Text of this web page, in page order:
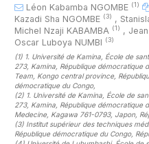
Léon Kabamba NGOMBE (1)
Kazadi Sha NGOMBE (3) ,
Michel Nzaji KABAMBA (1) ,
Oscar Luboya NUMBI (3)
(1) 1. Université de Kamina, École de
273, Kamina, République démocratique
Team, Kongo central province,
démocratique du Congo,
(2) 1. Université de Kamina, École de
273, Kamina, République démocratique
Medecine, Kagawa 761-0793, Japon,
(3) Institut supérieur des techniques
République démocratique du Congo,